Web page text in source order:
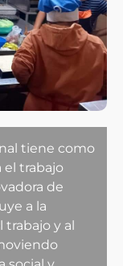
tiene como
el trabajo
de
a la
y al